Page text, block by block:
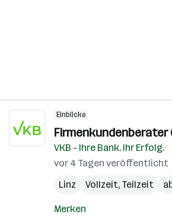
Einblicke
Firmenkundenberater
VKB - Ihre Bank. Ihr Erfolg.
vor 4 Tagen veröffentlicht
Linz
Vollzeit, Teilzeit
Merken